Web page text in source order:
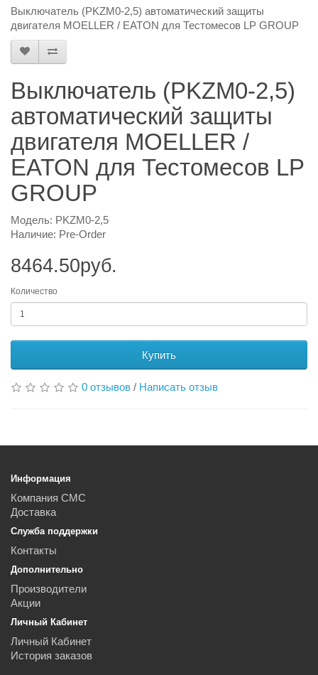
Выключатель (PKZM0-2,5) автоматический защиты
двигателя MOELLER / EATON для Тестомесов LP GROUP
Выключатель (PKZM0-2,5)
автоматический защиты
двигателя MOELLER /
EATON для Тестомесов LP
GROUP
Модель: PKZM0-2,5
Наличие: Pre-Order
8464.50руб.
Количество
Купить
0 отзывов / Написать отзыв
Информация
Компания СМС
Доставка
Служба поддержки
Контакты
Дополнительно
Производители
Акции
Личный Кабинет
Личный Кабинет
История заказов